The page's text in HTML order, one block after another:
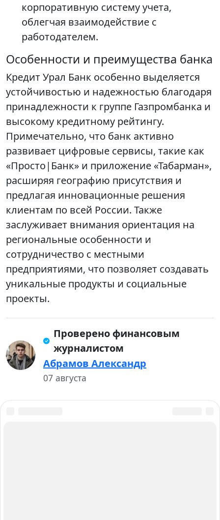
корпоративную систему учета,
облегчая взаимодействие с
работодателем.
Особенности и преимущества банка
Кредит Урал Банк особенно выделяется
устойчивостью и надежностью благодаря
принадлежности к группе Газпромбанка и
высокому кредитному рейтингу.
Примечательно, что банк активно
развивает цифровые сервисы, такие как
«Просто|Банк» и приложение «Табарман»,
расширяя географию присутствия и
предлагая инновационные решения
клиентам по всей России. Также
заслуживает внимания ориентация на
региональные особенности и
сотрудничество с местными
предприятиями, что позволяет создавать
уникальные продукты и социальные
проекты.
Проверено финансовым
журналистом
Абрамов Александр
07 августа